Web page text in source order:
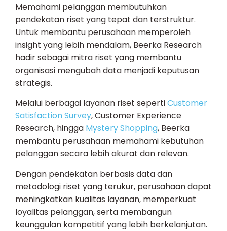
Memahami pelanggan membutuhkan
pendekatan riset yang tepat dan terstruktur.
Untuk membantu perusahaan memperoleh
insight yang lebih mendalam, Beerka Research
hadir sebagai mitra riset yang membantu
organisasi mengubah data menjadi keputusan
strategis.
Melalui berbagai layanan riset sepertiCustomer
Satisfaction Survey, Customer Experience
Research, hingga Mystery Shopping, Beerka
membantu perusahaan memahami kebutuhan
pelanggan secara lebih akurat dan relevan.
Dengan pendekatan berbasis data dan
metodologi riset yang terukur, perusahaan dapat
meningkatkan kualitas layanan, memperkuat
loyalitas pelanggan, serta membangun
keunggulan kompetitif yang lebih berkelanjutan.